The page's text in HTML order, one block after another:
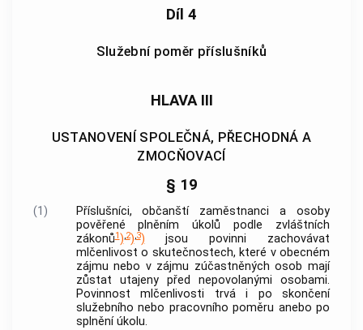
Díl 4
Služební poměr příslušníků
HLAVA III
USTANOVENÍ SPOLEČNÁ, PŘECHODNÁ A
ZMOCŇOVACÍ
§ 19
(1)
Příslušníci, občanští zaměstnanci a osoby
pověřené plněním úkolů podle zvláštních
zákonů1),2),3) jsou povinni zachovávat
mlčenlivost o skutečnostech, které v obecném
zájmu nebo v zájmu zúčastněných osob mají
zůstat utajeny před nepovolanými osobami.
Povinnost mlčenlivosti trvá i po skončení
služebního nebo pracovního poměru anebo po
splnění úkolu.